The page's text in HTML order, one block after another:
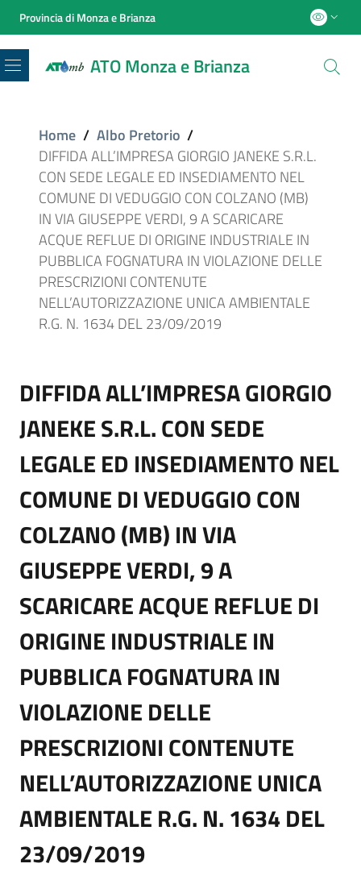
Provincia di Monza e Brianza
ATO Monza e Brianza
Menu
Home / Albo Pretorio /
DIFFIDA ALL’IMPRESA GIORGIO JANEKE S.R.L.
CON SEDE LEGALE ED INSEDIAMENTO NEL
COMUNE DI VEDUGGIO CON COLZANO (MB)
IN VIA GIUSEPPE VERDI, 9 A SCARICARE
ACQUE REFLUE DI ORIGINE INDUSTRIALE IN
PUBBLICA FOGNATURA IN VIOLAZIONE DELLE
PRESCRIZIONI CONTENUTE
NELL’AUTORIZZAZIONE UNICA AMBIENTALE
R.G. N. 1634 DEL 23/09/2019
DIFFIDA ALL’IMPRESA GIORGIO
JANEKE S.R.L. CON SEDE
LEGALE ED INSEDIAMENTO NEL
COMUNE DI VEDUGGIO CON
COLZANO (MB) IN VIA
GIUSEPPE VERDI, 9 A
SCARICARE ACQUE REFLUE DI
ORIGINE INDUSTRIALE IN
PUBBLICA FOGNATURA IN
VIOLAZIONE DELLE
PRESCRIZIONI CONTENUTE
NELL’AUTORIZZAZIONE UNICA
AMBIENTALE R.G. N. 1634 DEL
23/09/2019